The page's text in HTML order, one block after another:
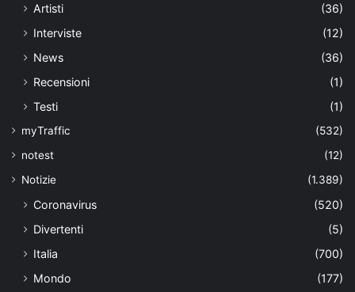
Artisti
(36)
Interviste
(12)
News
(36)
Recensioni
(1)
Testi
(1)
myTraffic
(532)
notest
(12)
Notizie
(1.389)
Coronavirus
(520)
Divertenti
(5)
Italia
(700)
Mondo
(177)